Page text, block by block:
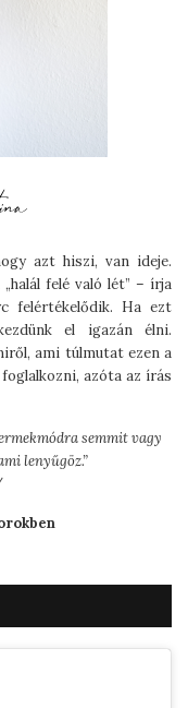
azt hiszi, van ideje.
felé való lét” – írja
felértékelődik. Ha ezt
el igazán élni.
ami túlmutat ezen a
azóta az írás
semmit vagy
lenyűgöz.”